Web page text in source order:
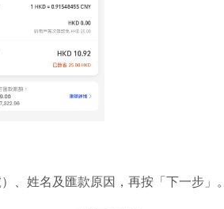
、姓名及匯款原因，再按「下一步」。